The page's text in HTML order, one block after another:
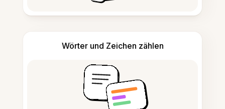
Wörter und Zeichen zählen